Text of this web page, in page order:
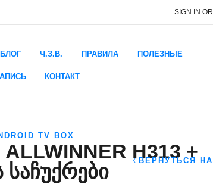
SIGN IN
БЛОГ Ч.З.В. ПРАВИЛА ПОЛЕЗНЫЕ
КОНТАКТ
TV BOX
H313 +
ВЕРНУТЬСЯ